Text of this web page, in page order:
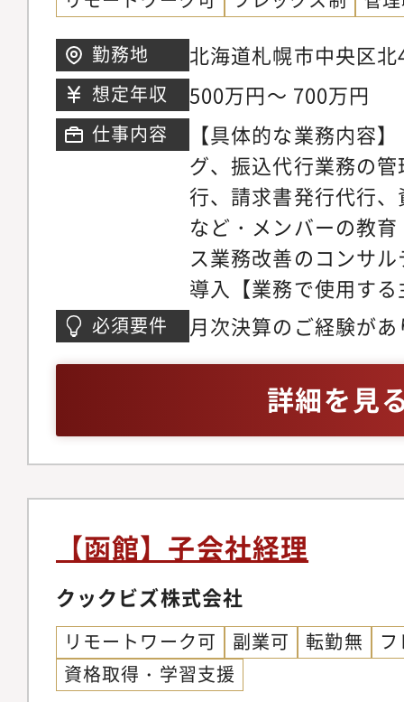
勤務地
北海道札幌市中央区
幌N4・2ビル 7階
想定年収 500万円～ 700万円
仕事内容
【具体的な業務内容
グ、振込代行業務の
行、請求書発行代行
など・メンバーの教
ス業務改善のコンサ
導入【業務で使用す
ウドシリーズ・バク
Google Drive・
イント??◆堅調に事
会社の設立は2023年
よるものです。（
Accountingから分社
SEVENRICH
BPO事業は行ってお
す。・設立2年で売上
ます。◆会社の創業期
候補としてお迎えし
度で、今後益々会社
必須要件
月次決算のご経験が
成した試算表のレビ
詳細を見
【函館】子会社経理
クックビズ株式会社
リモートワーク可 副業可 転勤無
資格取得・学習支援